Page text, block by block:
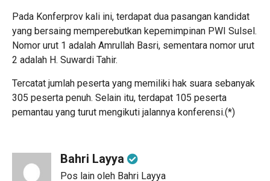
Pada Konferprov kali ini, terdapat dua pasangan kandidat
yang bersaing memperebutkan kepemimpinan PWI Sulsel.
Nomor urut 1 adalah Amrullah Basri, sementara nomor urut
2 adalah H. Suwardi Tahir.
Tercatat jumlah peserta yang memiliki hak suara sebanyak
305 peserta penuh. Selain itu, terdapat 105 peserta
pemantau yang turut mengikuti jalannya konferensi.(*)
Bahri Layya
Pos lain oleh Bahri Layya